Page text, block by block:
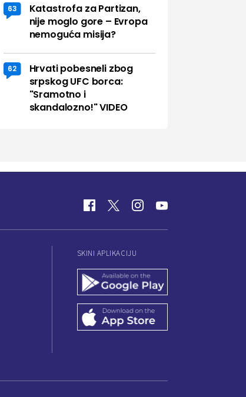
63
Katastrofa za Partizan,
nije moglo gore – Evropa
nemoguća misija?
62
Hrvati pobesneli zbog
srpskog UFC borca:
"Sramotno i
skandalozno!" VIDEO
SKINI APLIKACIJU